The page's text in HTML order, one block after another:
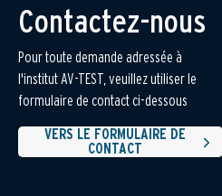
Contactez-nous
Pour toute demande adressée à
l'institut AV-TEST, veuillez utiliser le
formulaire de contact ci-dessous
VERS LE FORMULAIRE DE
CONTACT